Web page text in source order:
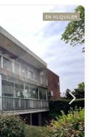
EN ALQUILER